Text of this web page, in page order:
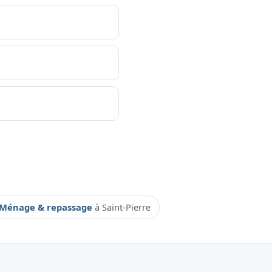
Ménage & repassage à Saint-Pierre